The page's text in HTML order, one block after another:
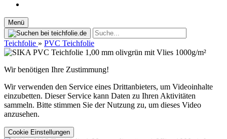
Menü
Teichfolie » PVC Teichfolie
Wir benötigen Ihre Zustimmung!
Wir verwenden den Service eines Drittanbieters, um Videoinhalte
einzubetten. Dieser Service kann Daten zu Ihren Aktivitäten
sammeln. Bitte stimmen Sie der Nutzung zu, um dieses Video
anzusehen.
Cookie Einstellungen